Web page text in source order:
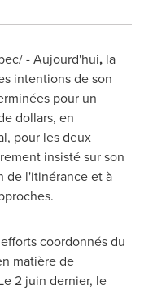
- Aujourd'hui, la
intentions de son
pour un
dollars, en
pour les deux
insisté sur son
de l'itinérance et à
coordonnés du
matière de
2 juin dernier, le